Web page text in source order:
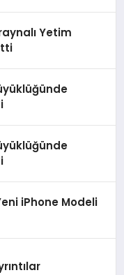
Yetim
iPhone Modeli